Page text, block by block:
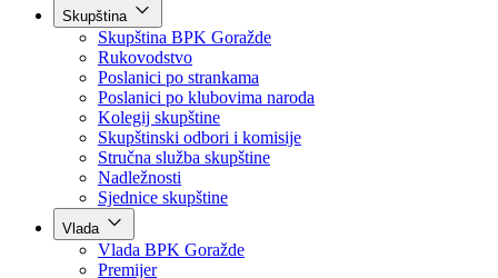
Izvještaj OC Uprave
Informacije o gripi H1N1
Korona virus
Skupština
Skupština BPK Goražde
Rukovodstvo
Poslanici po strankama
Poslanici po klubovima naroda
Kolegij skupštine
Skupštinski odbori i komisije
Stručna služba skupštine
Nadležnosti
Sjednice skupštine